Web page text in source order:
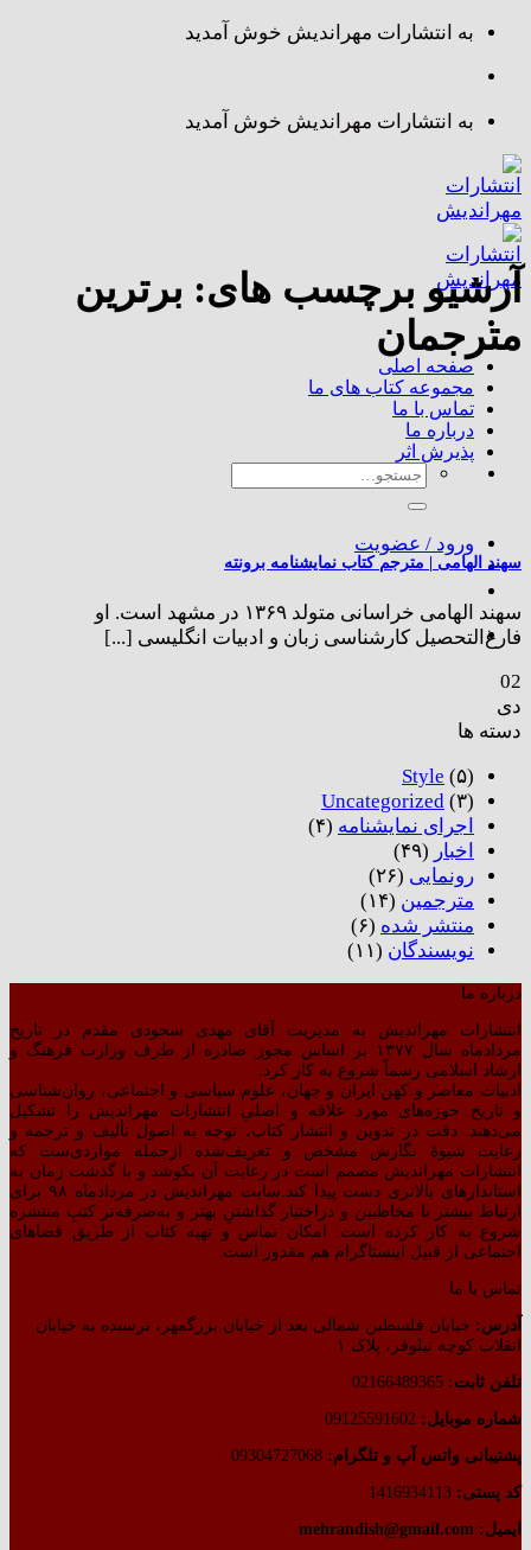
Skip
content
به انتشارات مهراندیش خوش آمدید
به انتشارات مهراندیش خوش آمدید
صفحه اصلی
مجموعه کتاب های ما
تماس با ما
درباره ما
پذیرش اثر
جستجو
برای:
ورود / عضویت
آرشیو برچسب های: برترین
مترجمان
سهند الهامی | مترجم کتاب نمایشنامه برونته
سهند الهامی خراسانی متولد ۱۳۶۹ در مشهد است. او
فارغ‌التحصیل کارشناسی زبان و ادبیات انگلیسی [...]
02
دی
دسته ها
Style (۵)
Uncategorized (۳)
اجرای نمایشنامه (۴)
اخبار (۴۹)
رونمایی (۲۶)
مترجمین (۱۴)
منتشر شده (۶)
نویسندگان (۱۱)
درباره ما
انتشارات مهراندیش به مدیریت آقای مهدی سجودی مقدم در تاریخ
مردادماه سال ۱۳۷۷ بر اساس مجوز صادره از طرف وزارت فرهنگ و
ارشاد اسلامی رسماً شروع به کار کرد.
ادبیات معاصر و کهن ایران و جهان، علوم سیاسی و اجتماعی، روان‌شناسی
و تاریخ حوزه‌های مورد علاقه و اصلیِ انتشارات مهراندیش را تشکیل
می‌دهند. دقت در تدوین و انتشار کتاب،‌ توجه به اصول تألیف و ترجمه و
رعایت شیوهٔ نگارش مشخص و تعریف‌شده ازجمله مواردی‌ست که
انتشارات مهراندیش مصمم است در رعایت آن بکوشد و با گذشت زمان به
استاندارهای بالاتری دست پیدا کند.سایت مهراندیش در مردادماه ۹۸ برای
ارتباط بیشتر با مخاطبین و دراختیار گذاشتنِ بهتر و به‌صرفه‌تر کتبِ منتشره
شروع به کار کرده است. امکان تماس و تهیه کتاب از طریق فضاهای
اجتماعی از قبیل اینستاگرام هم مقدور است.
تماس با ما
آدرس: خیابان فلسطین شمالی بعد از خیابان بزرگمهر، نرسیده به خیابان
انقلاب کوچه نیلوفر، پلاک ۱
تلفن ثابت:
شماره موبایل:
پشتیبانی واتس آپ و تلگرام:
کد پستی:
ایمیل: mehrandish@gmail.com